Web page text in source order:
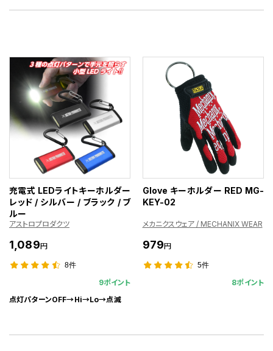
充電式 LEDライトキーホルダー
レッド / シルバー / ブラック / ブ
ルー
アストロプロダクツ
1,089円
8件
9ポイント
点灯パターンOFF→Hi→Lo→点滅
Glove キーホルダー RED MG-
KEY-02
メカニクスウェア / MECHANIX WEAR
979円
5件
8ポイント